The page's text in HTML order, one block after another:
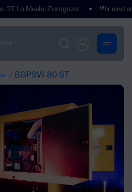
Muela, Zaragoza. Wir sind
/ BGPSW 80 ST